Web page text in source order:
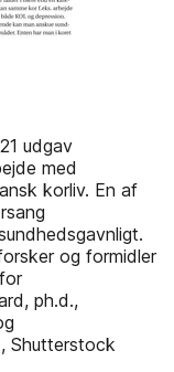
udgav
med
korliv. En af
og formidler
ph.d.,
Shutterstock